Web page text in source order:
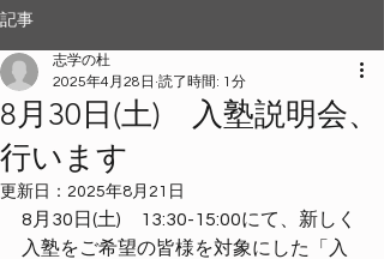
記事
8月30日(土) 入塾説明会、
行います
志学の杜
2025年4月28日 読了時間: 1分
更新日： 2025年8月21日
8月30日(土)　13:30-15:00にて、新しく
入塾をご希望の皆様を対象にした「入